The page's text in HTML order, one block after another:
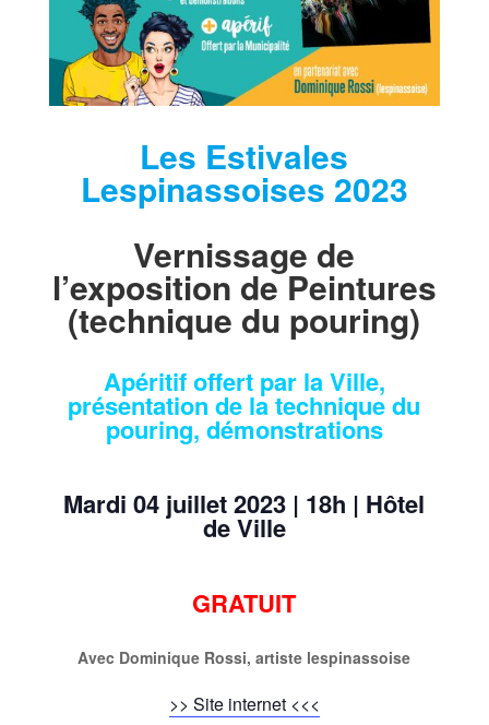
Les Estivales
Lespinassoises 2023
Vernissage de
l’exposition de Peintures
(technique du pouring)
Apéritif offert par la Ville,
présentation de la technique du
pouring, démonstrations
Mardi 04 juillet 2023 | 18h | Hôtel
de Ville
GRATUIT
Avec Dominique Rossi, artiste lespinassoise
>> Site internet <<<